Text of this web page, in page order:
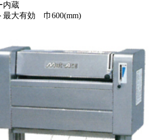
内蔵
有効 巾600(mm)